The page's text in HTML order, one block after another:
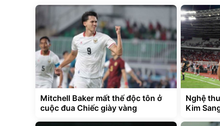
Mitchell Baker mất thế độc tôn ở
cuộc đua Chiếc giày vàng
Nghệ
Kim